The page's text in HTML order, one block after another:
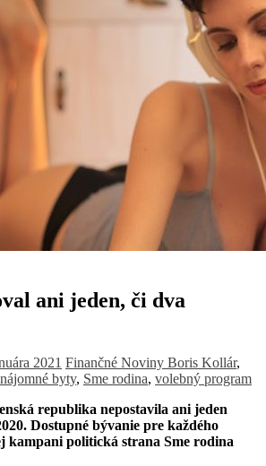
ani jeden, či dva
2021 Finančné Noviny Boris Kollár,
nájomné byty, Sme rodina, volebný program
republika nepostavila ani jeden
Dostupné bývanie pre každého
kampani politická strana Sme rodina